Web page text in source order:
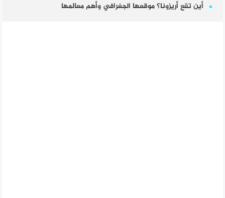
أين تقع أريزونا؟ موقعها الجغرافي وأهم معالمها